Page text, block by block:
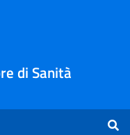
di Sanità